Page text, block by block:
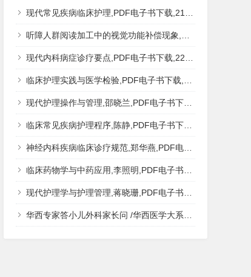
现代常见疾病临床护理,PDF电子书下载,217MB,网盘资源
听障人群阅读加工中的视觉功能补偿现象,秦钊,PDF电子书下载,网盘资源
现代内科病症诊疗要点,PDF电子书下载,223MB,网盘资源
临床护理实践与医学检验,PDF电子书下载,193MB,网盘资源
现代护理操作与管理,邵晓兰,PDF电子书下载,242MB,网盘资源
临床常见疾病护理程序,陈静,PDF电子书下载,185MB,网盘资源
神经内科疾病临床诊疗规范,郑华燕,PDF电子书下载,188MB,网盘资源
临床药物学与中药应用,李照明,PDF电子书下载,202MB,网盘资源
现代护理学与护理管理,蒋晓珊,PDF电子书下载,223MB,网盘资源
华西专家答小儿外科家长问 /华西医学大系?医学科普,PDF电子书网盘下载